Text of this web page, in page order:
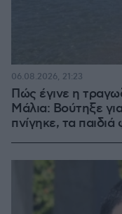
Πώς έγινε η
Μάλια: Βούτηξε
πνίγηκε, τα
06.08.2026, 21:23